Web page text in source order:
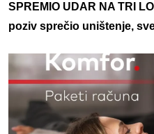
SPREMIO UDAR NA TRI
poziv sprečio uništenje,